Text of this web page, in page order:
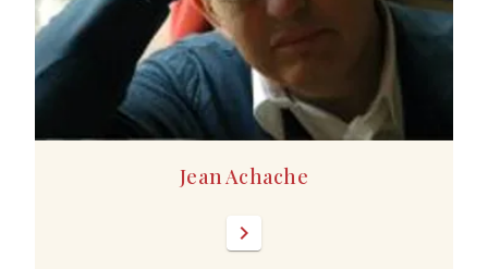
Jean Achache
chevron_right